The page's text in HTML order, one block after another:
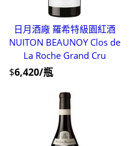
日月酒廠 羅希特級園紅酒
NUITON BEAUNOY Clos de
La Roche Grand Cru
$6,420/瓶